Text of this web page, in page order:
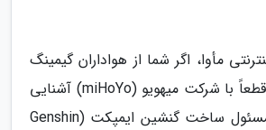
مأوا، اگر شما از هواداران گیمینگ
روی موبایل باشید قطعاً با شرکت میهویو (miHoYo) آشنایی
دارید. شرکتی که مسئول ساخت گنشین ایمپکت (Genshin